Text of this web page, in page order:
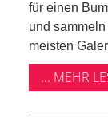
für einen
und
meisten
... MEHR